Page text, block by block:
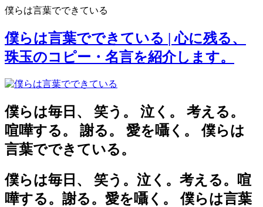
僕らは言葉でできている
僕らは言葉でできている | 心に残る、
珠玉のコピー・名言を紹介します。
僕らは毎日、 笑う。 泣く。
考える。
喧嘩する。
謝る。 愛を囁く。
僕らは
言葉でできている。
僕らは毎日、
笑う。泣く。考える。喧
嘩する。謝る。愛を囁く。
僕らは言葉